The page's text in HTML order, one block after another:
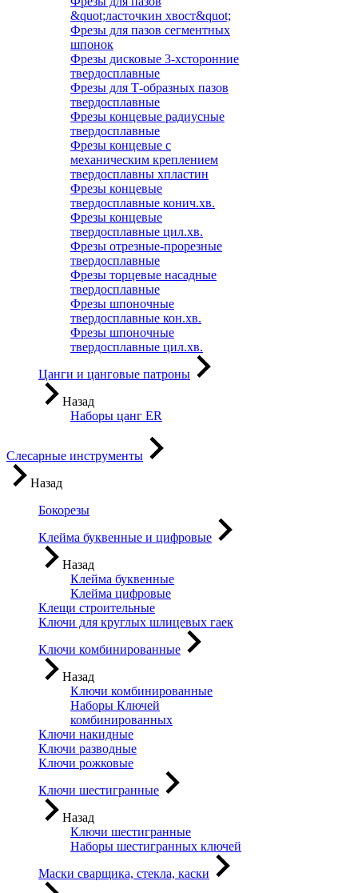
&quot;ласточкин хвост&quot;
Фрезы для пазов сегментных
шпонок
Фрезы дисковые 3-хсторонние
твердосплавные
Фрезы для Т-образных пазов
твердосплавные
Фрезы концевые радиусные
твердосплавные
Фрезы концевые с
механическим креплением
твердосплавны хпластин
Фрезы концевые
твердосплавные конич.хв.
Фрезы концевые
твердосплавные цил.хв.
Фрезы отрезные-прорезные
твердосплавные
Фрезы торцевые насадные
твердосплавные
Фрезы шпоночные
твердосплавные кон.хв.
Фрезы шпоночные
твердосплавные цил.хв.
Цанги и цанговые патроны
Назад
Наборы цанг ER
Слесарные инструменты
Назад
Бокорезы
Клейма буквенные и цифровые
Назад
Клейма буквенные
Клейма цифровые
Клещи строительные
Ключи для круглых шлицевых гаек
Ключи комбинированные
Назад
Ключи комбинированные
Наборы Ключей
комбинированных
Ключи накидные
Ключи разводные
Ключи рожковые
Ключи шестигранные
Назад
Ключи шестигранные
Наборы шестигранных ключей
Маски сварщика, стекла, каски